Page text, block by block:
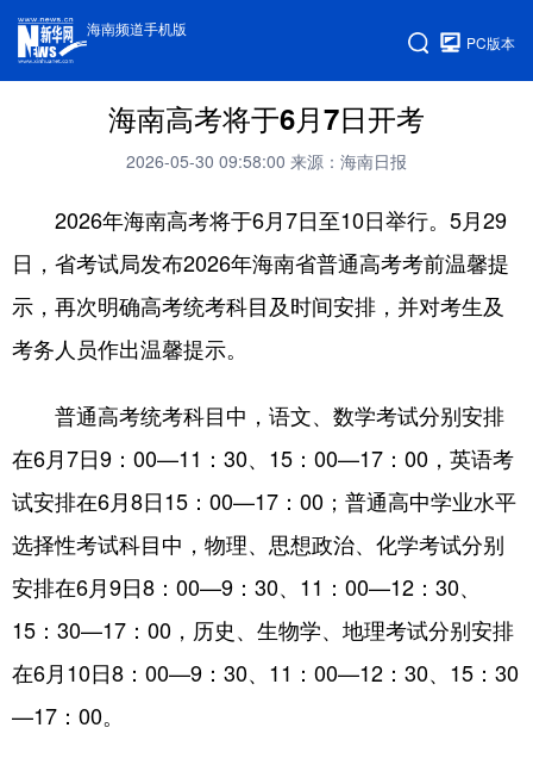
海南频道手机版
PC版本
海南高考将于6月7日开考
2026-05-30 09:58:00 来源：海南日报
2026年海南高考将于6月7日至10日举行。5月29
日，省考试局发布2026年海南省普通高考考前温馨提
示，再次明确高考统考科目及时间安排，并对考生及
考务人员作出温馨提示。
普通高考统考科目中，语文、数学考试分别安排
在6月7日9：00—11：30、15：00—17：00，英语考
试安排在6月8日15：00—17：00；普通高中学业水平
选择性考试科目中，物理、思想政治、化学考试分别
安排在6月9日8：00—9：30、11：00—12：30、
15：30—17：00，历史、生物学、地理考试分别安排
在6月10日8：00—9：30、11：00—12：30、15：30
—17：00。